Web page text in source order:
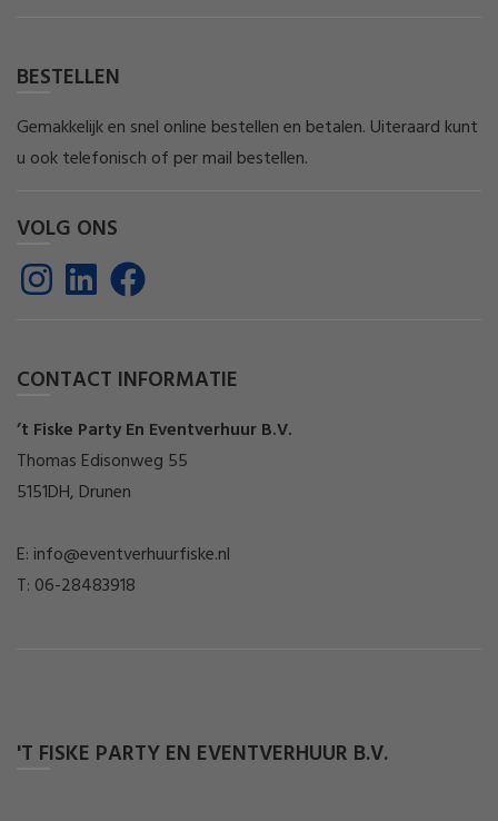
BESTELLEN
Gemakkelijk en snel online bestellen en betalen. Uiteraard kunt
u ook telefonisch of per mail bestellen.
VOLG ONS
CONTACT INFORMATIE
’t Fiske Party En Eventverhuur B.V.
Thomas Edisonweg 55
5151DH, Drunen
E: info@eventverhuurfiske.nl
T: 06-28483918
'T FISKE PARTY EN EVENTVERHUUR B.V.